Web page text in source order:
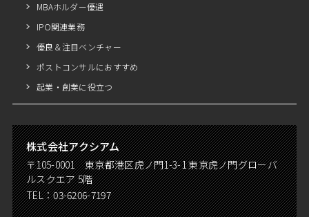
MBAホルダー優遇
IPO関連業務
優良＆注目ベンチャー
ポストコンサルにおすすめ
起業・創業に役立つ
株式会社アクシアム
〒105-0001 東京都港区虎ノ門1-3-1 東京虎ノ門グローバ
ルスクエア 5階
TEL：03-6206-7197